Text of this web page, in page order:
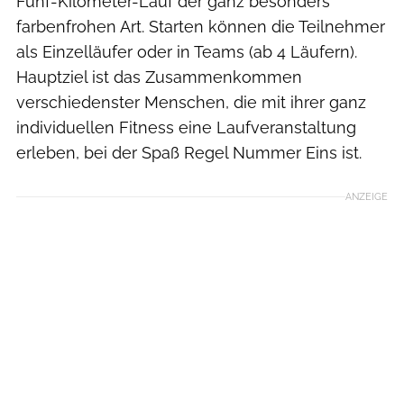
farbenfrohen Art. Starten können die Teilnehmer
als Einzelläufer oder in Teams (ab 4 Läufern).
Hauptziel ist das Zusammenkommen
verschiedenster Menschen, die mit ihrer ganz
individuellen Fitness eine Laufveranstaltung
erleben, bei der Spaß Regel Nummer Eins ist.
ANZEIGE